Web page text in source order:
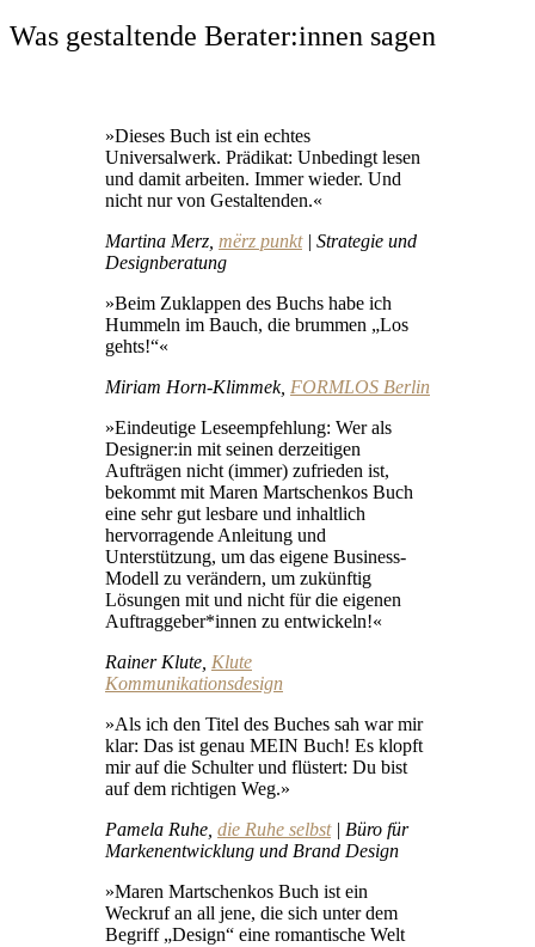
Was gestaltende Berater:innen sagen
»Dieses Buch ist ein echtes
Universalwerk. Prädikat: Unbedingt lesen
und damit arbeiten. Immer wieder. Und
nicht nur von Gestaltenden.«
Martina Merz, mërz punkt| Strategie und
Designberatung
»Beim Zuklappen des Buchs habe ich
Hummeln im Bauch, die brummen „Los
gehts!“«
Miriam Horn-Klimmek, FORMLOS Berlin
»Eindeutige Leseempfehlung: Wer als
Designer:in mit seinen derzeitigen
Aufträgen nicht (immer) zufrieden ist,
bekommt mit Maren Martschenkos Buch
eine sehr gut lesbare und inhaltlich
hervorragende Anleitung und
Unterstützung, um das eigene Business-
Modell zu verändern, um zukünftig
Lösungen mit und nicht für die eigenen
Auftraggeber*innen zu entwickeln!«
Rainer Klute, Klute
Kommunikationsdesign
»Als ich den Titel des Buches sah war mir
klar: Das ist genau MEIN Buch! Es klopft
mir auf die Schulter und flüstert: Du bist
auf dem richtigen Weg.»
Pamela Ruhe, die Ruhe selbst| Büro für
Markenentwicklung und Brand Design
»Maren Martschenkos Buch ist ein
Weckruf an all jene, die sich unter dem
Begriff „Design“ eine romantische Welt